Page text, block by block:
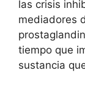
las crisis
mediadores
tiempo que
sustancia